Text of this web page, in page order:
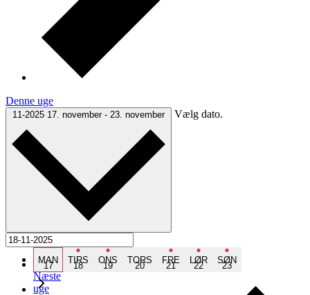
Denne uge
11-2025 17. november - 23. november Vælg dato.
Forrige
uge
MAN
17
TIRS
18
ONS
19
TORS
20
FRE
21
LØR
22
SØN
23
Næste
uge